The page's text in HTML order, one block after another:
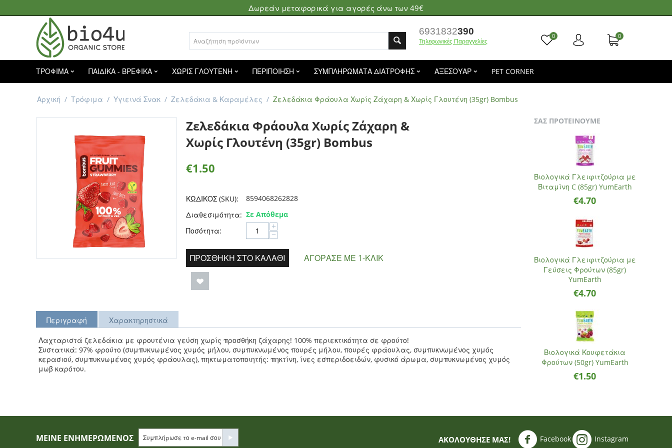
Δωρεάν μεταφορικά για αγορές άνω των 49€
6931832390
Τηλεφωνικές Παραγγελίες
0 0
ΤΡΟΦΙΜΑ ΠΑΙΔΙΚΑ - ΒΡΕΦΙΚΑ ΧΩΡΙΣ ΓΛΟΥΤΕΝΗ ΠΕΡΙΠΟΙΗΣΗ ΣΥΜΠΛΗΡΩΜΑΤΑ ΔΙΑΤΡΟΦΗΣ ΑΞΕΣΟΥΑΡ PET CORNER
Αρχική / Τρόφιμα / Υγιεινά Σνακ / Ζελεδάκια & Καραμέλες / Ζελεδάκια Φράουλα Χωρίς Ζάχαρη & Χωρίς Γλουτένη (35gr) Bombus
Ζελεδάκια Φράουλα Χωρίς Ζάχαρη &
Χωρίς Γλουτένη (35gr) Bombus
€1.50
ΚΩΔΙΚΟΣ (SKU):
8594068262828
Διαθεσιμότητα: Σε Απόθεμα
Ποσότητα:
+
−
ΠΡΟΣΘΉΚΗ ΣΤΟ ΚΑΛΆΘΙ ΑΓΌΡΑΣΕ ΜΕ 1-ΚΛΙΚ
Περιγραφή Χαρακτηρηστικά
Λαχταριστά ζελεδάκια με φρουτένια γεύση χωρίς προσθήκη ζάχαρης! 100% περιεκτικότητα σε φρούτο!
Συστατικά: 97% φρούτο (συμπυκνωμένος χυμός μήλου, συμπυκνωμένος πουρές μήλου, πουρές φράουλας, συμπυκνωμένος χυμός
κερασιού, συμπυκνωμένος χυμός φράουλας), πηκτωματοποιητής: πηκτίνη, ίνες εσπεριδοειδών, φυσικό άρωμα, συμπυκνωμένος χυμός
μωβ καρότου.
ΣΑΣ ΠΡΟΤΕΙΝΟΥΜΕ
Βιολογικά Γλειφιτζούρια με
Βιταμίνη C (85gr) YumEarth
€4.70
Βιολογικά Γλειφιτζούρια με
Γεύσεις Φρούτων (85gr)
YumEarth
€4.70
Βιολογικά Κουφετάκια
Φρούτων (50gr) YumEarth
€1.50
ΜΕΊΝΕ ΕΝΗΜΕΡΩΜΈΝΟΣ ΑΚΟΛΟΥΘΗΣΈ ΜΑΣ! Facebook Instagram